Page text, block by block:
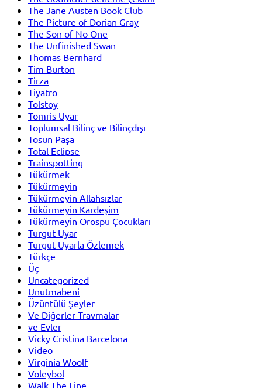
The Jane Austen Book Club
The Picture of Dorian Gray
The Son of No One
The Unfinished Swan
Thomas Bernhard
Tim Burton
Tirza
Tiyatro
Tolstoy
Tomris Uyar
Toplumsal Bilinç ve Bilinçdışı
Tosun Paşa
Total Eclipse
Trainspotting
Tükürmek
Tükürmeyin
Tükürmeyin Allahsızlar
Tükürmeyin Kardeşim
Tükürmeyin Orospu Çocukları
Turgut Uyar
Turgut Uyarla Özlemek
Türkçe
Üç
Uncategorized
Unutmabeni
Üzüntülü Şeyler
Ve Diğerler Travmalar
ve Evler
Vicky Cristina Barcelona
Video
Virginia Woolf
Voleybol
Walk The Line